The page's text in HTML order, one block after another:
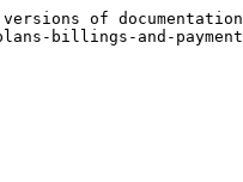
of
billings-and-